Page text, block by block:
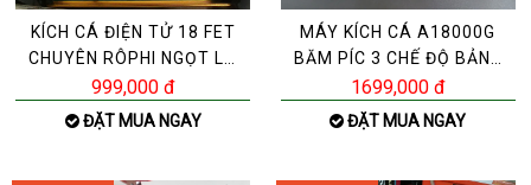
KÍCH CÁ ĐIỆN TỬ 18 FET
CHUYÊN RÔPHI NGỌT LỢ
PHÈN BẢN“ĐẶC BIỆT”X
999,000 đ
ĐẶT MUA NGAY
MÁY KÍCH CÁ A18000G
BĂM PÍC 3 CHẾ ĐỘ BẢNG
ĐẶC BIỆT
1699,000 đ
ĐẶT MUA NGAY